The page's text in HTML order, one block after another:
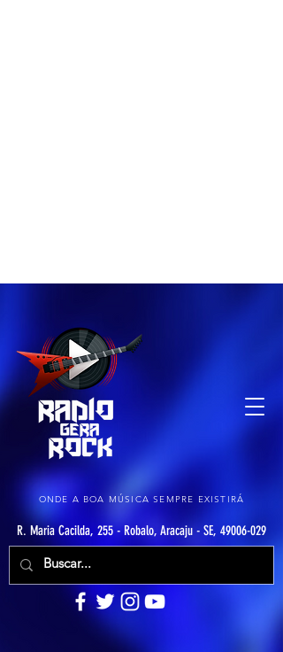
ONDE A BOA MÚSICA SEMPRE EXISTIRÁ
R. Maria Cacilda, 255 - Robalo, Aracaju - SE, 49006-029